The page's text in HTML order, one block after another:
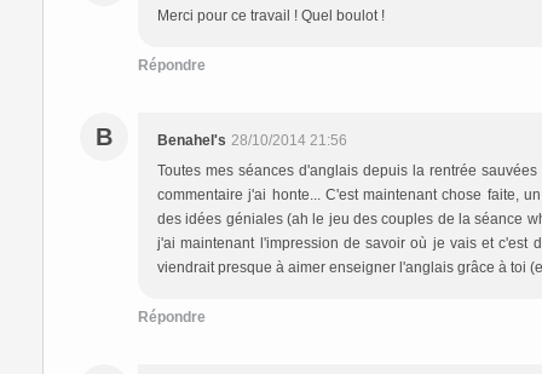
Merci pour ce travail ! Quel boulot !
Répondre
B Benahel's 28/10/2014 21:56
Toutes mes séances d'anglais depuis la rentrée
commentaire j'ai honte... C'est maintenant chose faite,
des idées géniales (ah le jeu des couples de la séance
j'ai maintenant l'impression de savoir où je vais et c'est
viendrait presque à aimer enseigner l'anglais grâce à toi
Répondre